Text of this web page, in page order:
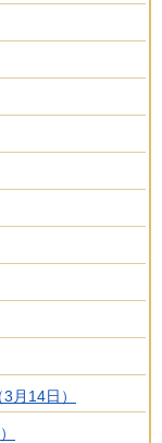
月14日）